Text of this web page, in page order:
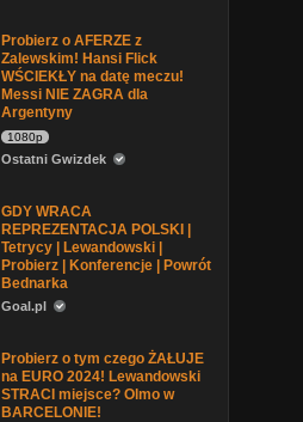
Probierz o AFERZE z
Zalewskim! Hansi Flick
WŚCIEKŁY na datę meczu!
Messi NIE ZAGRA dla
Argentyny
1080p
Ostatni Gwizdek
GDY WRACA
REPREZENTACJA POLSKI |
Tetrycy | Lewandowski |
Probierz | Konferencje | Powrót
Bednarka
Goal.pl
Probierz o tym czego ŻAŁUJE
na EURO 2024! Lewandowski
STRACI miejsce? Olmo w
BARCELONIE!